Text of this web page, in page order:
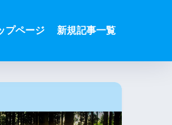
プページ 新規記事一覧